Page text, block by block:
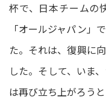
杯で、日本チームの
「オールジャパン」
た。それは、復興に
した。そして、いま
は再び立ち上がろうと